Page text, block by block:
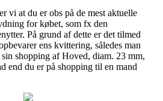
vi at du er obs på de mest aktuelle
for købet, som fx den
På grund af dette er det tilmed
ens kvittering, således man
shopping af Hoved, diam. 23 mm,
end du er på shopping til en mand